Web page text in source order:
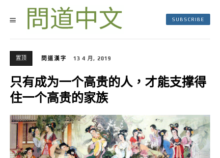
SUBSCRIBE
置顶 問道漢字 13 4 月, 2019
只有成为一个高贵的人，才能支撑得
住一个高贵的家族